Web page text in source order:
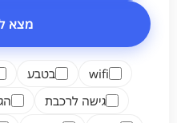
מצא
wifi בטבע
גישה לרכבת